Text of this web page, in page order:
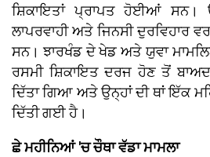
ਸ਼ਿਕਾਇਤਾਂ ਪ੍ਰਾਪਤ ਹੋਈਆਂ ਸਨ।
ਲਾਪਰਵਾਹੀ ਅਤੇ ਜਿਨਸੀ ਦੁਰਵਿਹਾਰ
ਸਨ। ਝਾਰਖੰਡ ਦੇ ਖੇਡ ਅਤੇ ਯੁਵਾ
ਰਸਮੀ ਸ਼ਿਕਾਇਤ ਦਰਜ ਹੋਣ ਤੋਂ
ਦਿੱਤਾ ਗਿਆ ਅਤੇ ਉਨ੍ਹਾਂ ਦੀ ਥਾਂ ਇੱਕ
ਦਿੱਤੀ ਗਈ ਹੈ।
ਛੇ ਮਹੀਨਿਆਂ 'ਚ ਚੌਥਾ ਵੱਡਾ ਮਾਮਲਾ